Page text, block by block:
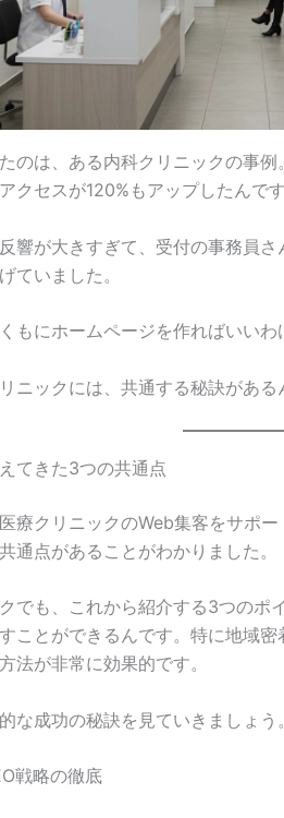
のは、ある内科クリニックの事
クセスが120%もアップしたんです
響が大きすぎて、受付の事務員
ていました。
もにホームページを作ればいいわ
ニックには、共通する秘訣がある
てきた3つの共通点
療クリニックのWeb集客をサポ
通点があることがわかりました。
でも、これから紹介する3つのポ
ことができるんです。特に地域
法が非常に効果的です。
な成功の秘訣を見ていきましょう。
戦略の徹底